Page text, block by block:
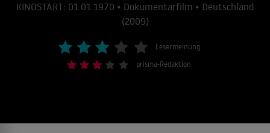
KINOSTART: 01.01.1970 • Dokumentarfilm • Deutschland
(2009)
Lesermeinung
prisma-Redaktion